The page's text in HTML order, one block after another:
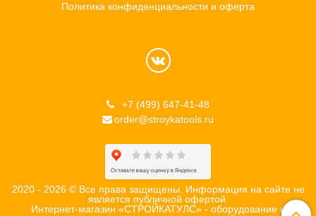
Политика конфиденциальности и оферта
+7 (499) 647-41-48
order@stroykatools.ru
2020 - 2026 © Все права защищены. Информация на сайте не
является публичной офертой.
Интернет-магазин «СТРОЙКАТУЛС» - оборудование и